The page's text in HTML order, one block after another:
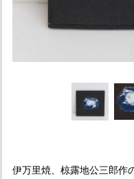
伊万里焼、椋露地公三郎作